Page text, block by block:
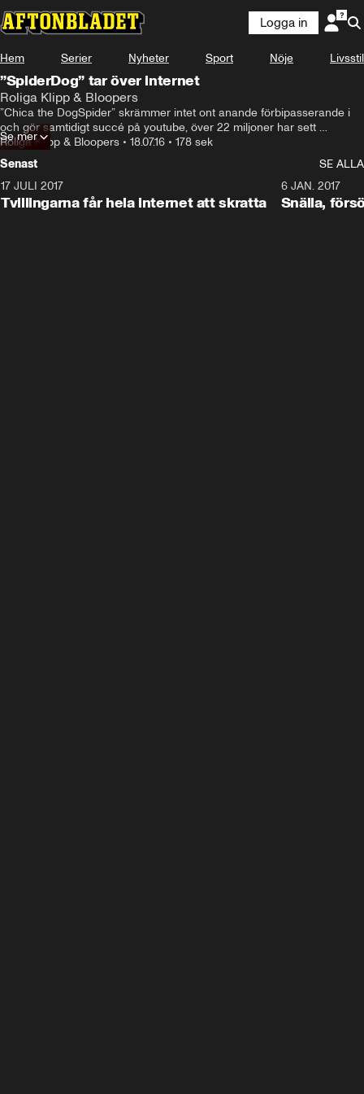
Logga in
Hem Serier Nyheter Sport Nöje Livsstil
”SpiderDog” tar över internet
Roliga Klipp & Bloopers
”Chica the DogSpider” skrämmer intet ont anande förbipasserande i
och gör samtidigt succé på youtube, över 22 miljoner har sett
skräckfenomenet. Bakom hundspindeln står youtubekanalen SA
Wardega.
Roliga Klipp & Bloopers • 18.07.16 • 178 sek
Se mer
Senast
SE ALLA
17 JULI 2017
Tvillingarna får hela internet att skratta
6 JAN. 2017
Snälla,